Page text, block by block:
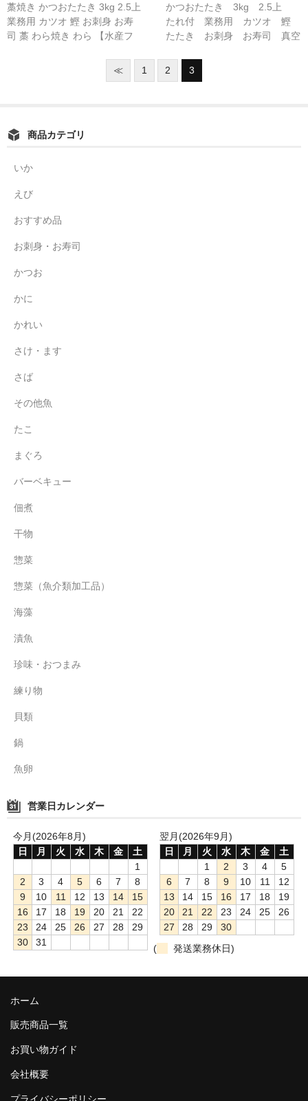
藁焼き かつおたたき 3kg 2.5上
業務用 カツオ 鰹 お刺身 お寿
司 藁 わら焼き わら 【水産フ
かつおたたき 3kg 2.5上
たれ付 業務用 カツオ 鰹
たたき お刺身 お寿司 真空
≪
1 2 3
商品カテゴリ
いか
えび
おすすめ品
お刺身・お寿司
かつお
かに
かれい
さけ・ます
さば
その他魚
たこ
まぐろ
バーベキュー
佃煮
干物
惣菜
惣菜（魚介類加工品）
海藻
漬魚
珍味・おつまみ
練り物
貝類
鍋
魚卵
営業日カレンダー
今月(2026年8月)
日
月 火 水 木 金
土
1
2
3 4 5 6 7
8
9
10 11 12 13 14
15
16
17 18 19 20 21
22
23
24 25 26 27 28
29
30
31
翌月(2026年9月)
日
月 火 水 木 金
土
1
2 3 4
5
6
7 8 9 10 11
12
13
14 15 16 17 18
19
20
21 22 23 24 25
26
27
28 29
30
(
発送業務休日)
ホーム
販売商品一覧
お買い物ガイド
会社概要